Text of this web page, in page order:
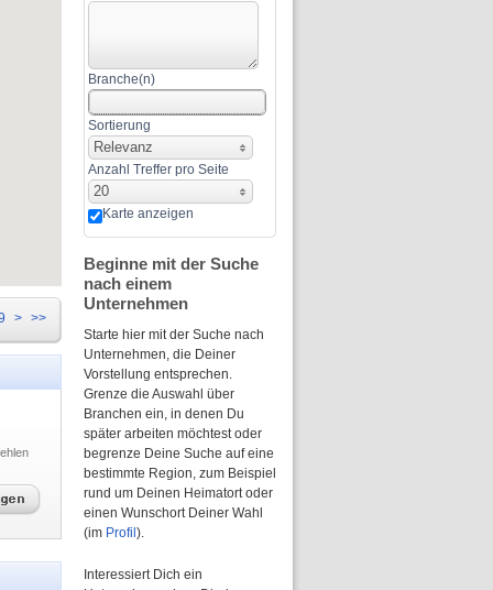
> >>
Branche(n)
Sortierung
Relevanz
Anzahl Treffer pro Seite
20
Karte anzeigen
Beginne mit der Suche
nach einem
Unternehmen
Starte hier mit der Suche nach
Unternehmen, die Deiner
Vorstellung entsprechen.
Grenze die Auswahl über
Branchen ein, in denen Du
später arbeiten möchtest oder
begrenze Deine Suche auf eine
bestimmte Region, zum Beispiel
rund um Deinen Heimatort oder
einen Wunschort Deiner Wahl
(im Profil ).
Interessiert Dich ein